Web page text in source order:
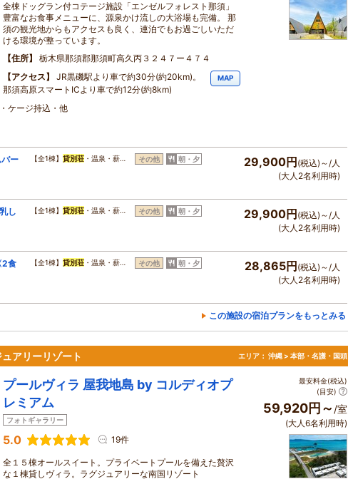
全棟ドッグラン付コテージ施設「エンゼルフォレスト那須」
豊富なお食事メニューに、源泉かけ流しの大浴場も完備。 那
須の観光地からもアクセスも良く、連泊でもお過ごしいただ
ける環境が整っています。
住所
栃木県那須郡那須町高久丙３２４７ー４７４
アクセス
JR黒磯駅より車で約30分(約20km)。
那須高原スマートICより車で約12分(約8km)
MAP
ケージ持込・他
ー
【全1棟】 貸別荘・温泉・薪… その他 朝・夕 29,900円 (税込)～/人
(大人2名利用時)
し
【全1棟】 貸別荘・温泉・薪… その他 朝・夕 29,900円 (税込)～/人
(大人2名利用時)
2食
【全1棟】 貸別荘・温泉・薪… その他 朝・夕 28,865円 (税込)～/人
(大人2名利用時)
この施設の宿泊プランをもっとみる
アリーリゾート エリア： 沖縄 > 本部・名護・国頭
プールヴィラ 屋我地島 by コルディオプ
レミアム
フォトギャラリー
5.0 19件
全１５棟オールスイート。プライベートプールを備えた贅沢
な１棟貸しヴィラ。ラグジュアリーな南国リゾート
最安料金(税込)
(目安)
59,920円～ /室
(大人6名利用時)